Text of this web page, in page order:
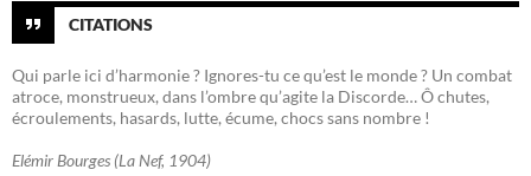
CITATIONS
Qui parle ici d’harmonie ? Ignores-tu ce qu’est le monde ? Un combat
atroce, monstrueux, dans l’ombre qu’agite la Discorde… Ô chutes,
écroulements, hasards, lutte, écume, chocs sans nombre !
Elémir Bourges (La Nef, 1904)